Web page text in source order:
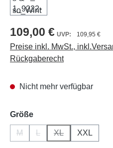
109,00 € 109,95 €
Preise inkl. MwSt.,
Rückgaberecht
Nicht mehr verfügbar
Größeauswählen
M
(Diese Option ist zurzeit nicht
L
(Diese Option ist
XL
(Diese Option ist
XXL